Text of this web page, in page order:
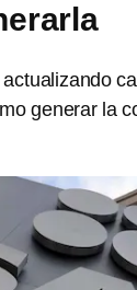
generar la